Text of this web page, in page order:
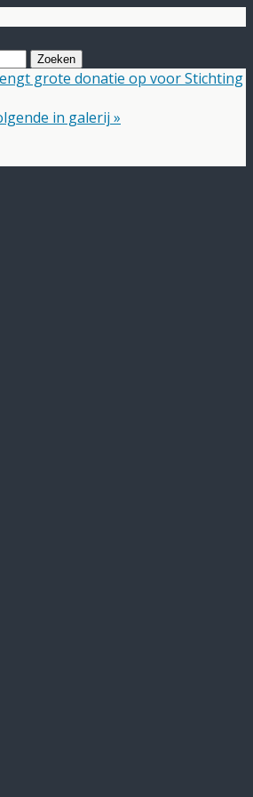
grote donatie op voor Stichting
in galerij »